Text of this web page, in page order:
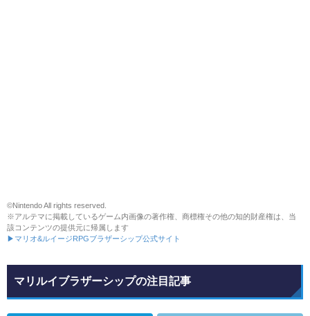
©Nintendo All rights reserved.
※アルテマに掲載しているゲーム内画像の著作権、商標権その他の知的財産権は、当
該コンテンツの提供元に帰属します
▶マリオ&ルイージRPGブラザーシップ公式サイト
マリルイブラザーシップの注目記事